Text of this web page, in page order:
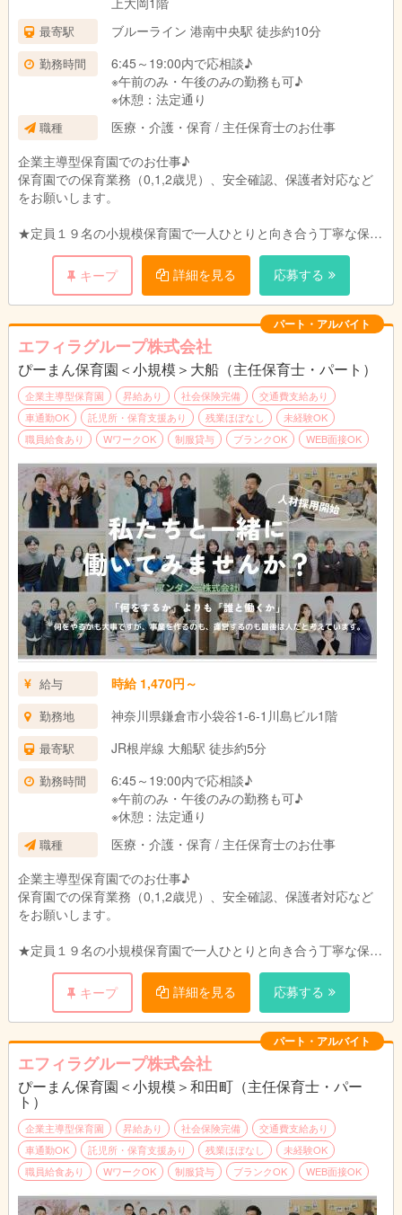
最寄駅 ブルーライン 港南中央駅 徒歩約10分
勤務時間
6:45～19:00内で応相談♪
※午前のみ・午後のみの勤務も可♪
※休憩：法定通り
職種
医療・介護・保育 / 主任保育士のお仕事
企業主導型保育園でのお仕事♪
保育園での保育業務（0,1,2歳児）、安全確認、保護者対応など
をお願いします。
★定員１９名の小規模保育園で一人ひとりと向き合う丁寧な保育
ご家庭、職員、地域のトライアングルで子どもたちの成長を見守
れるような環境づくりを目指しています。
キープ 詳細を見る 応募する
パート・アルバイト
エフィラグループ株式会社
ぴーまん保育園＜小規模＞大船（主任保育士・パート）
企業主導型保育園 昇給あり 社会保険完備
交通費支給あり
車通勤OK
託児所・保育支援あり 残業ほぼなし
未経験OK
職員給食あり
WワークOK 制服貸与 ブランクOK WEB面接OK
給与 時給 1,470円～
勤務地 神奈川県鎌倉市小袋谷1-6-1川島ビル1階
最寄駅 JR根岸線 大船駅 徒歩約5分
勤務時間
6:45～19:00内で応相談♪
※午前のみ・午後のみの勤務も可♪
※休憩：法定通り
職種
医療・介護・保育 / 主任保育士のお仕事
企業主導型保育園でのお仕事♪
保育園での保育業務（0,1,2歳児）、安全確認、保護者対応など
をお願いします。
★定員１９名の小規模保育園で一人ひとりと向き合う丁寧な保育
ご家庭、職員、地域のトライアングルで子どもたちの成長を見守
れるような環境づくりを目指しています。
キープ 詳細を見る 応募する
パート・アルバイト
エフィラグループ株式会社
ぴーまん保育園＜小規模＞和田町（主任保育士・パー
ト）
企業主導型保育園 昇給あり 社会保険完備
交通費支給あり
車通勤OK
託児所・保育支援あり 残業ほぼなし
未経験OK
職員給食あり
WワークOK 制服貸与 ブランクOK WEB面接OK